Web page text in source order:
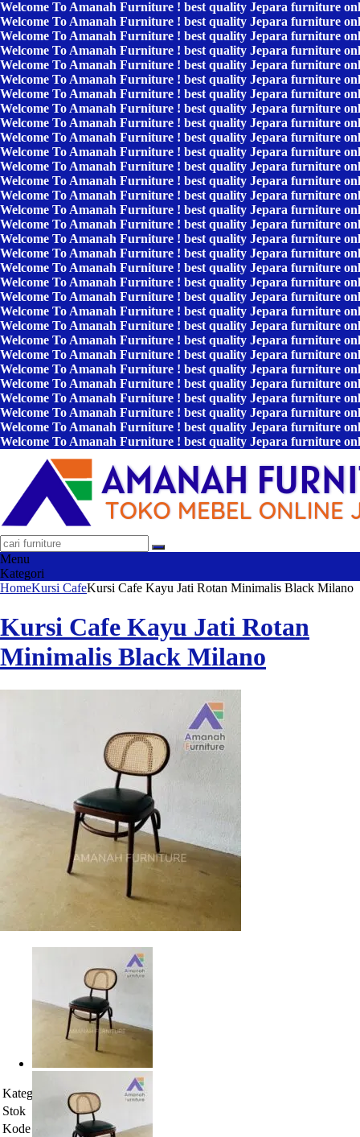
Welcome To Amanah Furniture ! best quality Jepara furniture
Welcome To Amanah Furniture ! best quality Jepara furniture
Welcome To Amanah Furniture ! best quality Jepara furniture
Welcome To Amanah Furniture ! best quality Jepara furniture
Welcome To Amanah Furniture ! best quality Jepara furniture
Welcome To Amanah Furniture ! best quality Jepara furniture
Welcome To Amanah Furniture ! best quality Jepara furniture
Welcome To Amanah Furniture ! best quality Jepara furniture
Welcome To Amanah Furniture ! best quality Jepara furniture
Welcome To Amanah Furniture ! best quality Jepara furniture
Welcome To Amanah Furniture ! best quality Jepara furniture
Welcome To Amanah Furniture ! best quality Jepara furniture
Welcome To Amanah Furniture ! best quality Jepara furniture
Welcome To Amanah Furniture ! best quality Jepara furniture
Welcome To Amanah Furniture ! best quality Jepara furniture
Welcome To Amanah Furniture ! best quality Jepara furniture
Welcome To Amanah Furniture ! best quality Jepara furniture
Welcome To Amanah Furniture ! best quality Jepara furniture
Welcome To Amanah Furniture ! best quality Jepara furniture
Welcome To Amanah Furniture ! best quality Jepara furniture
Welcome To Amanah Furniture ! best quality Jepara furniture
Welcome To Amanah Furniture ! best quality Jepara furniture
Welcome To Amanah Furniture ! best quality Jepara furniture
Welcome To Amanah Furniture ! best quality Jepara furniture
Welcome To Amanah Furniture ! best quality Jepara furniture
Welcome To Amanah Furniture ! best quality Jepara furniture
Welcome To Amanah Furniture ! best quality Jepara furniture
Welcome To Amanah Furniture ! best quality Jepara furniture
Welcome To Amanah Furniture ! best quality Jepara furniture
Welcome To Amanah Furniture ! best quality Jepara furniture
Welcome To Amanah Furniture ! best quality Jepara furniture
Menu
Kategori
HomeKursi CafeKursi Cafe Kayu Jati Rotan Minimalis Black Milano
Kursi Cafe Kayu Jati Rotan
Minimalis Black Milano
Kategori
Kursi Cafe
Stok
Pre Order
Kode
AF-241